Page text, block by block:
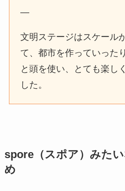
—
文明ステージはスケール
て、都市を作っていった
と頭を使い、とても楽し
した。
spore（スポア）みた
め